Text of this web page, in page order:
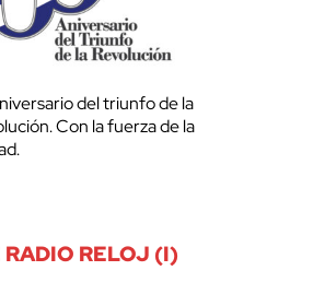
del triunfo de la
Con la fuerza de la
RELOJ (I)